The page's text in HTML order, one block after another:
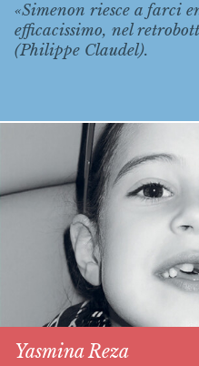
«Simenon riesce a farci
efficacissimo, nel
(Philippe Claudel).
Yasmina Reza